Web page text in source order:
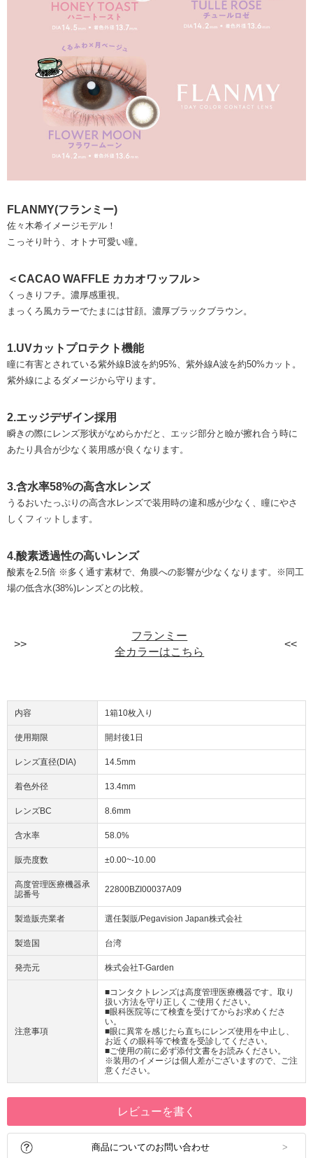
FLANMY(フランミー)
佐々木希イメージモデル！
こっそり叶う、オトナ可愛い瞳。
＜CACAO WAFFLE カカオワッフル＞
くっきりフチ。濃厚感重視。
まっくろ風カラーでたまには甘顔。濃厚ブラックブラウン。
1.UVカットプロテクト機能
瞳に有害とされている紫外線B波を約95%、紫外線A波を約50%カット。
紫外線によるダメージから守ります。
2.エッジデザイン採用
瞬きの際にレンズ形状がなめらかだと、エッジ部分と瞼が擦れ合う時に
あたり具合が少なく装用感が良くなります。
3.含水率58%の高含水レンズ
うるおいたっぷりの高含水レンズで装用時の違和感が少なく、瞳にやさ
しくフィットします。
4.酸素透過性の高いレンズ
酸素を2.5倍 ※多く通す素材で、角膜への影響が少なくなります。※同工
場の低含水(38%)レンズとの比較。
フランミー
全カラーはこちら
内容 1箱10枚入り
使用期限 開封後1日
レンズ直径(DIA) 14.5mm
着色外径 13.4mm
レンズBC 8.6mm
含水率 58.0%
販売度数 ±0.00~-10.00
高度管理医療機器承
認番号
22800BZI00037A09
製造販売業者 選任製販/Pegavision Japan株式会社
製造国 台湾
発売元 株式会社T-Garden
注意事項
■コンタクトレンズは高度管理医療機器です。取り
扱い方法を守り正しくご使用ください。
■眼科医院等にて検査を受けてからお求めくださ
い。
■眼に異常を感じたら直ちにレンズ使用を中止し、
お近くの眼科等で検査を受診してください。
■ご使用の前に必ず添付文書をお読みください。
※装用のイメージは個人差がございますので、ご注
意ください。
レビューを書く
商品についてのお問い合わせ